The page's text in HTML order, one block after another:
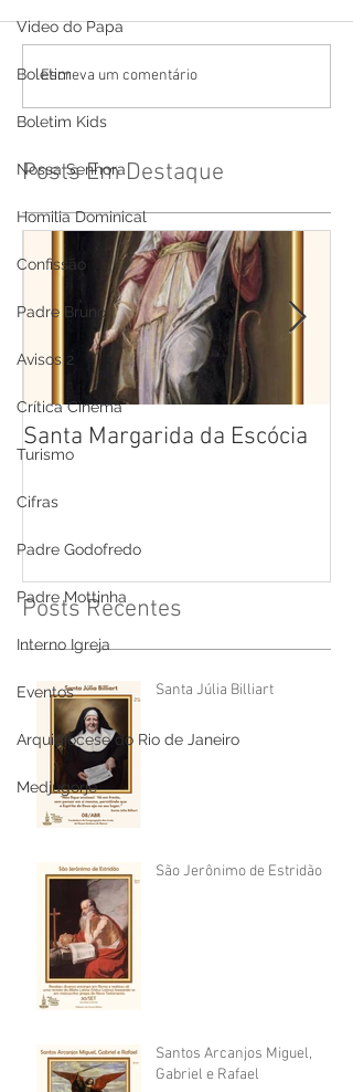
Video do Papa
Boletim
Boletim Kids
Nossa Senhora
Homilia Dominical
Confissão
Padre Bruno
Avisos 2
Crítica Cinema
Turismo
Cifras
Padre Godofredo
Padre Mottinha
Interno Igreja
Eventos
Arquidiocese do Rio de Janeiro
Medjugorje
Escreva um comentário
Posts Em Destaque
Santa Margarida da Escócia
Posts Recentes
Santa Júlia Billiart
São Jerônimo de Estridão
Santos Arcanjos Miguel,
Gabriel e Rafael